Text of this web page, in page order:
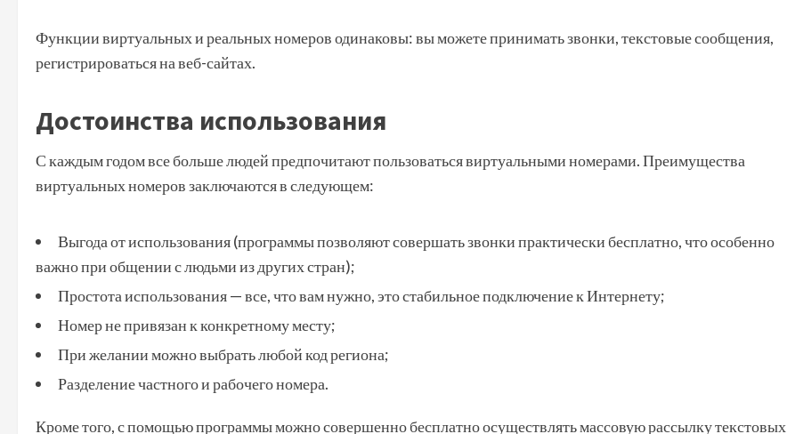
Функции виртуальных и реальных номеров одинаковы: вы можете принимать звонки, текстовые сообщения,
регистрироваться на веб-сайтах.
Достоинства использования
С каждым годом все больше людей предпочитают пользоваться виртуальными номерами. Преимущества
виртуальных номеров заключаются в следующем:
Выгода от использования (программы позволяют совершать звонки практически бесплатно, что особенно
важно при общении с людьми из других стран);
Простота использования — все, что вам нужно, это стабильное подключение к Интернету;
Номер не привязан к конкретному месту;
При желании можно выбрать любой код региона;
Разделение частного и рабочего номера.
Кроме того, с помощью программы можно совершенно бесплатно осуществлять массовую рассылку текстовых